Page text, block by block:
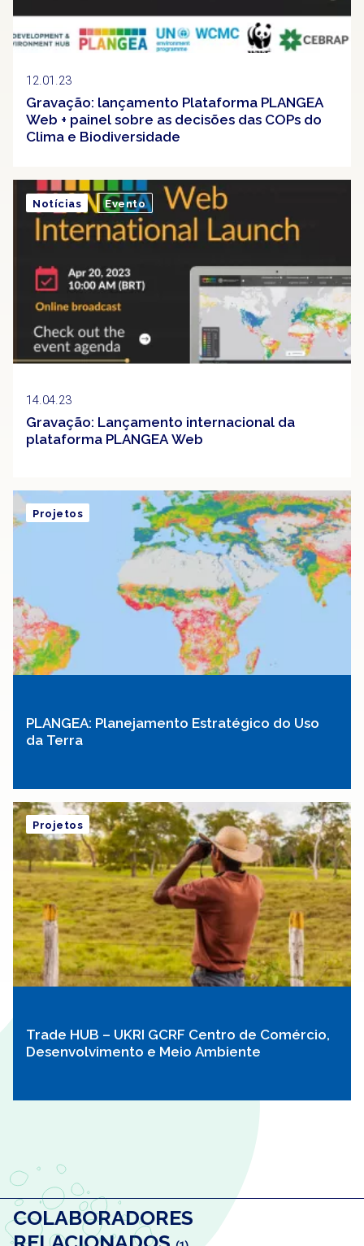
12.01.23
Gravação: lançamento Plataforma PLANGEA
Web + painel sobre as decisões das COPs do
Clima e Biodiversidade
14.04.23
Gravação: Lançamento internacional da
plataforma PLANGEA Web
Notícias Evento
PLANGEA: Planejamento Estratégico do Uso
da Terra
Projetos
Trade HUB – UKRI GCRF Centro de Comércio,
Desenvolvimento e Meio Ambiente
Projetos
COLABORADORES